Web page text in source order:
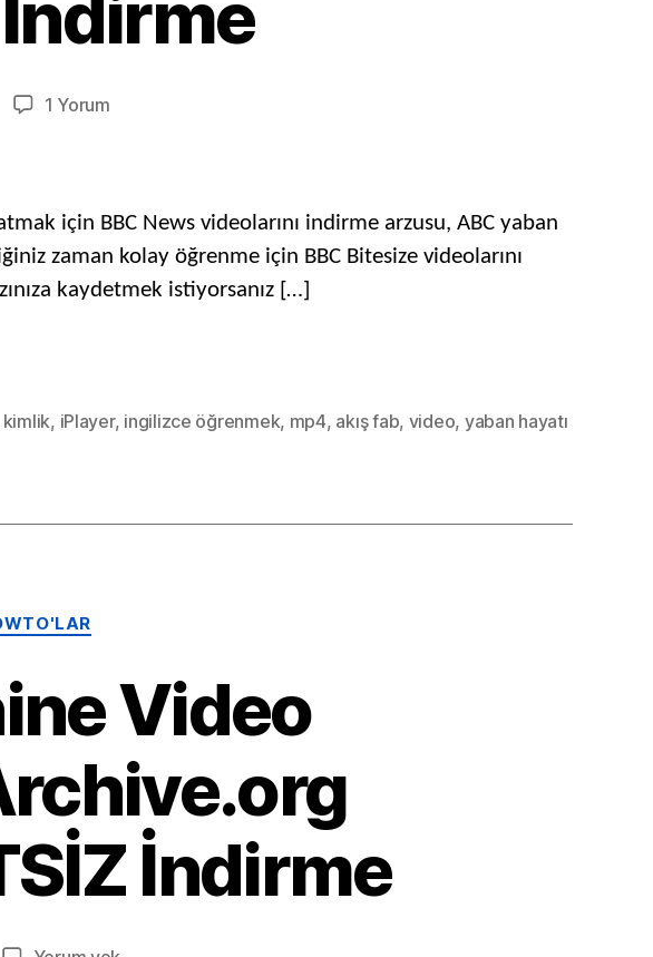
1 YorumAçık
ile
Videolarını
HD
İndirme
için BBC News videolarını indirme arzusu, ABC yaban
zaman kolay öğrenme için BBC Bitesize videolarını
kaydetmek istiyorsanız […]
kimlik, iPlayer, ingilizce öğrenmek, mp4, akış fab, video, yaban hayatı
Video
İndirme